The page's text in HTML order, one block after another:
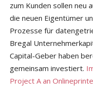
zum Kunden sollen neu
die neuen Eigentümer
Prozesse für
Bregal
Capital-Geber haben
gemeinsam investiert.
Project A an